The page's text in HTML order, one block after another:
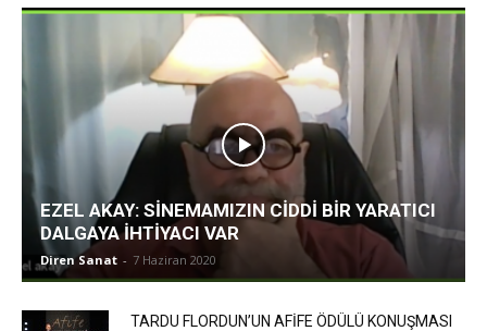
EZEL AKAY: SİNEMAMIZIN CİDDİ BİR YARATICI
DALGAYA İHTİYACI VAR
Diren Sanat - 7 Haziran 2020
TARDU FLORDUN’UN AFİFE ÖDÜLÜ KONUŞMASI